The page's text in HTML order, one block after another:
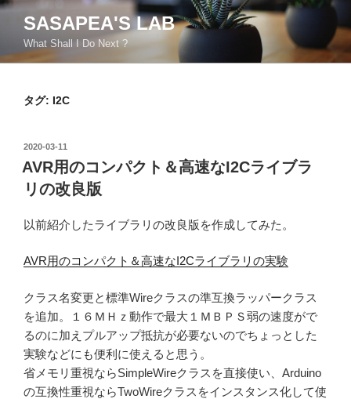
コ
ン
SASAPEA'S LAB
What Shall I Do Next ?
タグ: I2C
投
稿
日:
2020-03-11
AVR用のコンパクト＆高速なI2Cライブラ
リの改良版
以前紹介したライブラリの改良版を作成してみた。
AVR用のコンパクト＆高速なI2Cライブラリの実験
クラス名変更と標準Wireクラスの準互換ラッパークラス
を追加。１６ＭＨｚ動作で最大１ＭＢＰＳ弱の速度がで
るのに加えプルアップ抵抗が必要ないのでちょっとした
実験などにも便利に使えると思う。
省メモリ重視ならSimpleWireクラスを直接使い、Arduino
の互換性重視ならTwoWireクラスをインスタンス化して使